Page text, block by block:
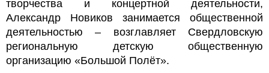
творчества и концертной деятельности,
Александр Новиков занимается общественной
деятельностью – возглавляет Свердловскую
региональную детскую общественную
организацию «Большой Полёт».